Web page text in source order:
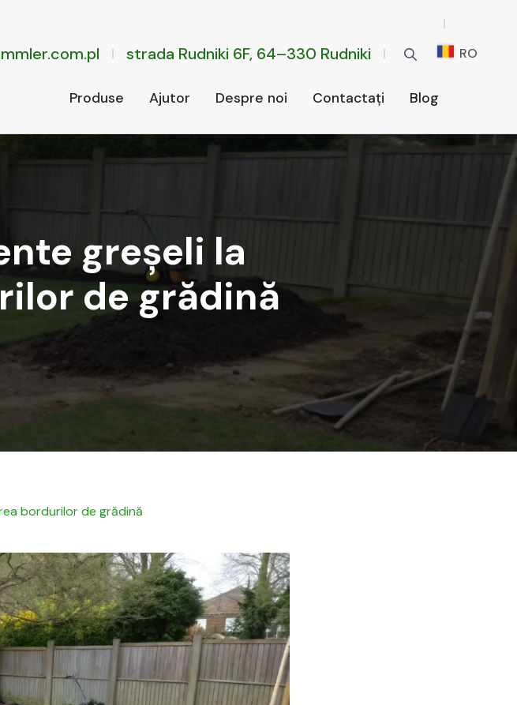
stra­da Rud­ni­ki 6F, 64–330 Rud­ni­ki RO
Pro­duse Aju­tor Despre noi Con­tac­tați Blog
greșeli la
de grădină
bor­durilor de grăd­ină